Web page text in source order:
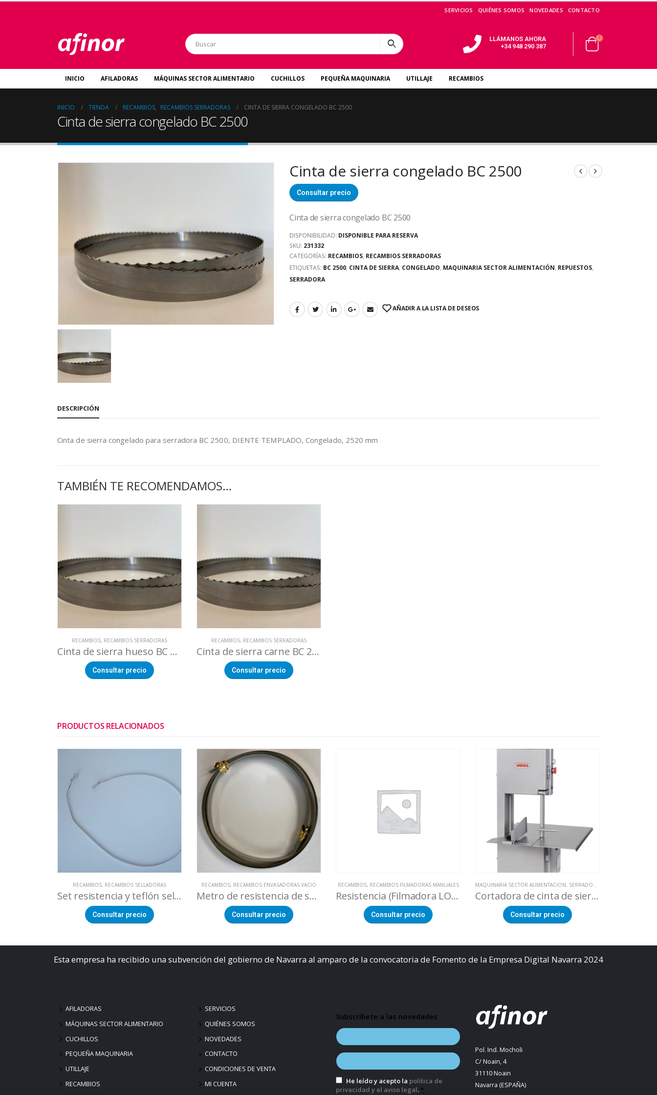
SERVICIOS QUIÉNES SOMOS NOVEDADES CONTACTO
LLÁMANOS AHORA
+34 948 290 387
INICIO AFILADORAS MÁQUINAS SECTOR ALIMENTARIO CUCHILLOS PEQUEÑA MAQUINARIA UTILLAJE RECAMBIOS
INICIO TIENDA RECAMBIOS, RECAMBIOS SERRADORAS CINTA DE SIERRA CONGELADO BC 2500
Cinta de sierra congelado BC 2500
Cinta de sierra congelado BC 2500
Consultar precio
Cinta de sierra congelado BC 2500
DISPONIBILIDAD: DISPONIBLE PARA RESERVA
SKU: 231332
CATEGORÍAS: RECAMBIOS, RECAMBIOS SERRADORAS
ETIQUETAS: BC 2500, CINTA DE SIERRA, CONGELADO, MAQUINARIA SECTOR ALIMENTACIÓN, REPUESTOS,
SERRADORA
AÑADIR A LA LISTA DE DESEOS
DESCRIPCIÓN
Cinta de sierra congelado para serradora BC 2500, DIENTE TEMPLADO, Congelado, 2520 mm
TAMBIÉN TE RECOMENDAMOS…
RECAMBIOS, RECAMBIOS SERRADORAS
Cinta de sierra hueso BC 2500
Consultar precio
RECAMBIOS, RECAMBIOS SERRADORAS
Cinta de sierra carne BC 2500
Consultar precio
PRODUCTOS RELACIONADOS
RECAMBIOS, RECAMBIOS SELLADORAS
Set resistencia y teflón selladora SK-510
Consultar precio
RECAMBIOS, RECAMBIOS ENVASADORAS VACIO
Metro de resistencia de sellado (máquinas de vacío )
Consultar precio
RECAMBIOS, RECAMBIOS FILMADORAS MANUALES
Resistencia (Filmadora LOVERO SW-450)
Consultar precio
MAQUINARIA SECTOR ALIMENTACION, SERRADORAS
Cortadora de cinta de sierra trifásica BM-1800
Consultar precio
Esta empresa ha recibido una subvención del gobierno de Navarra al amparo de la convocatoria de Fomento de la Empresa Digital Navarra 2024
AFILADORAS
MÁQUINAS SECTOR ALIMENTARIO
CUCHILLOS
PEQUEÑA MAQUINARIA
UTILLAJE
RECAMBIOS
SERVICIOS
QUIÉNES SOMOS
NOVEDADES
CONTACTO
CONDICIONES DE VENTA
MI CUENTA
Subscríbete a las novedades
He leído y acepto la política de
privacidad y el aviso legal. *
Pol. Ind. Mocholi
C/ Noain, 4
31110 Noain
Navarra (ESPAÑA)